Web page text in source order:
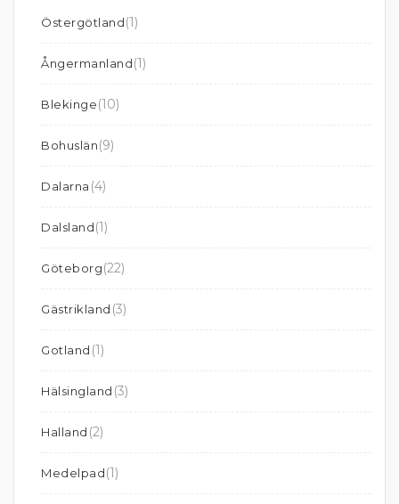
Östergötland(1)
Ångermanland(1)
Blekinge(10)
Bohuslän(9)
Dalarna (4)
Dalsland(1)
Göteborg(22)
Gästrikland (3)
Gotland (1)
Hälsingland (3)
Halland (2)
Medelpad(1)